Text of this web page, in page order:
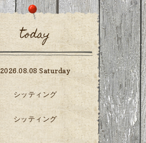
today
2026.08.08 Saturday
シッティング
シッティング